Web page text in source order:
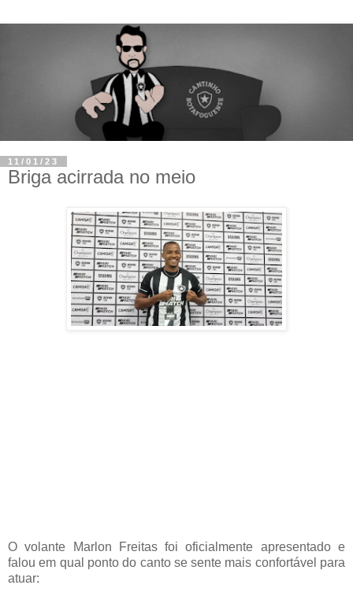
11/01/23
Briga acirrada no meio
O volante Marlon Freitas foi oficialmente apresentado e
falou em qual ponto do canto se sente mais confortável para
atuar: